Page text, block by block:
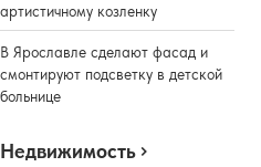
артистичному козленку
В Ярославле сделают фасад и
смонтируют подсветку в детской
больнице
Недвижимость